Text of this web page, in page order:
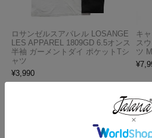
ロサンゼルスアパレル LOSANGE
LES APPAREL 1809GD 6.5オンス
半袖 ガーメントダイ ポケットTシ
ャツ
¥3,990
キ
ス
ツ
¥